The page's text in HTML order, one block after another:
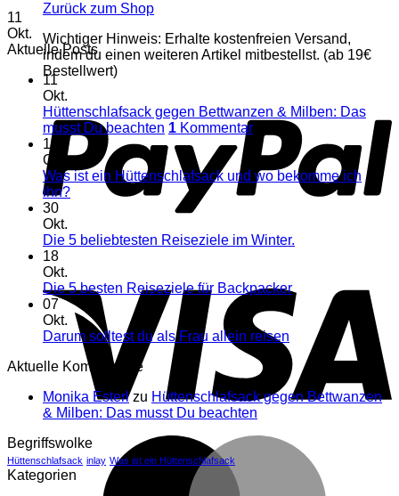
Zurück zum Shop
Wichtiger Hinweis: Erhalte kostenfreien Versand,
indem du einen weiteren Artikel mitbestellst. (ab 19€
Bestellwert)
11
Okt.
Aktuelle Posts
11
Okt.
Hüttenschlafsack gegen Bettwanzen & Milben: Das
musst Du beachten 1 Kommentar
11
Okt.
Was ist ein Hüttenschlafsack und wo bekomme ich
ihn?
30
Okt.
Die 5 beliebtesten Reiseziele im Winter.
18
Okt.
Die 5 besten Reiseziele für Backpacker
07
Okt.
Darum solltest du als Frau allein reisen
Aktuelle Kommentare
Monika Esterlzu Hüttenschlafsack gegen Bettwanzen
& Milben: Das musst Du beachten
Begriffswolke
Hüttenschlafsack inlay Was ist ein Hüttenschlafsack
Kategorien